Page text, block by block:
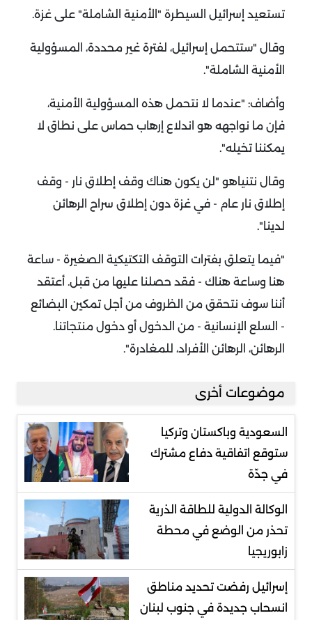
تستعيد إسرائيل السيطرة "الأمنية الشاملة" على غزة.
وقال "ستتحمل إسرائيل، لفترة غير محددة، المسؤولية
الأمنية الشاملة".
وأضاف: "عندما لا نتحمل هذه المسؤولية الأمنية،
فإن ما نواجهه هو اندلاع إرهاب حماس على نطاق لا
يمكننا تخيله".
وقال نتنياهو "لن يكون هناك وقف إطلاق نار - وقف
إطلاق نار عام - في غزة دون إطلاق سراح الرهائن
لدينا".
"فيما يتعلق بفترات التوقف التكتيكية الصغيرة - ساعة
هنا وساعة هناك - فقد حصلنا عليها من قبل. أعتقد
أننا سوف نتحقق من الظروف من أجل تمكين البضائع
- السلع الإنسانية - من الدخول أو دخول منتجاتنا.
الرهائن، الرهائن الأفراد، للمغادرة".
موضوعات أخرى
السعودية وباكستان وتركيا
ستوقع اتفاقية دفاع مشترك
في جدّة
الوكالة الدولية للطاقة الذرية
تحذر من الوضع في محطة
زابوريجيا
إسرائيل رفضت تحديد مناطق
انسحاب جديدة في جنوب لبنان